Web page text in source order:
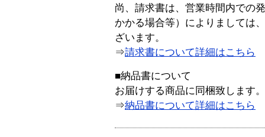
尚、請求書は、営業時間内での
かかる場合等）によりましては
ざいます。
⇒請求書について詳細はこちら
■納品書について
お届けする商品に同梱致します。
⇒納品書について詳細はこちら